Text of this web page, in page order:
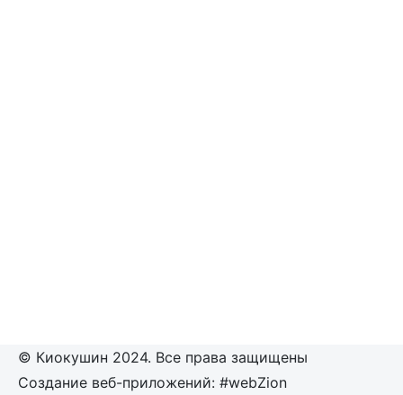
© Киокушин 2024. Все права защищены
Создание веб-приложений: #webZion